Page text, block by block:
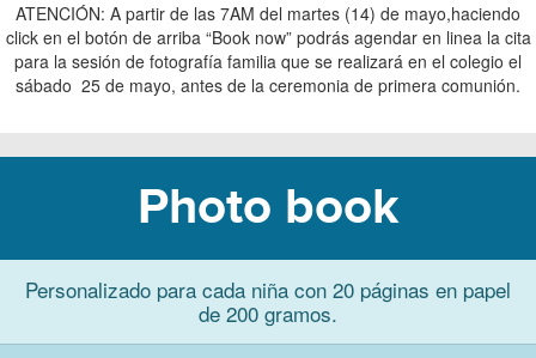
ATENCIÓN: A partir de las 7AM del martes (14) de mayo,haciendo
click en el botón de arriba “Book now” podrás agendar en linea la cita
para la sesión de fotografía familia que se realizará en el colegio el
sábado 25 de mayo, antes de la ceremonia de primera comunión.
Photo book
Personalizado para cada niña con 20 páginas en papel
de 200 gramos.